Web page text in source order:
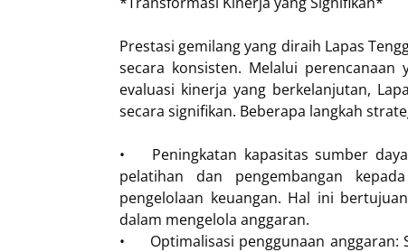
Prestasi gemilang yang diraih Lapas
secara konsisten. Melalui
evaluasi kinerja yang berkelanjutan,
secara signifikan. Beberapa langkah
•
Peningkatan kapasitas sumber
pelatihan dan pengembangan
pengelolaan keuangan. Hal ini
dalam mengelola anggaran.
•
Optimalisasi penggunaan